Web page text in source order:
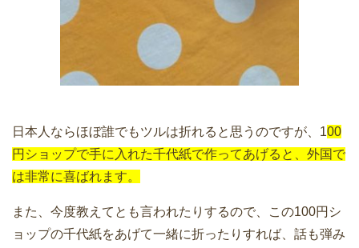
日本人ならほぼ誰でもツルは折れると思うのですが、100
円ショップで手に入れた千代紙で作ってあげると、外国で
は非常に喜ばれます。
また、今度教えてとも言われたりするので、この100円シ
ョップの千代紙をあげて一緒に折ったりすれば、話も弾み